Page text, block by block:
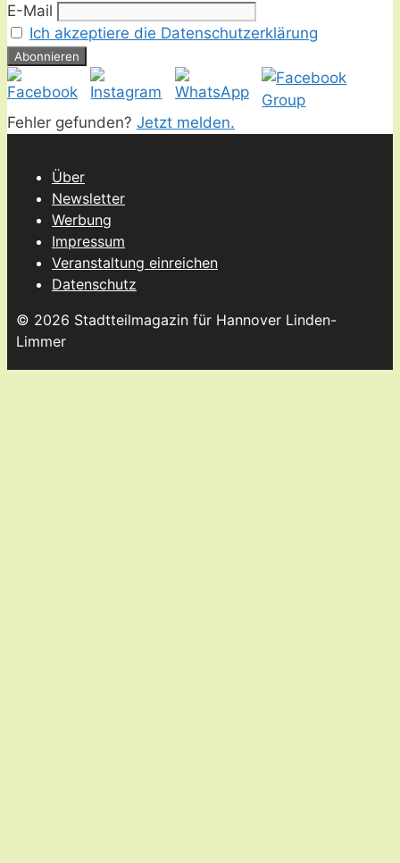
E-Mail
Ich akzeptiere die Datenschutzerklärung
Fehler gefunden? Jetzt melden.
Über
Newsletter
Werbung
Impressum
Veranstaltung einreichen
Datenschutz
© 2026 Stadtteilmagazin für Hannover Linden-
Limmer